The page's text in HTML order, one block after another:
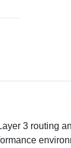
3 routing